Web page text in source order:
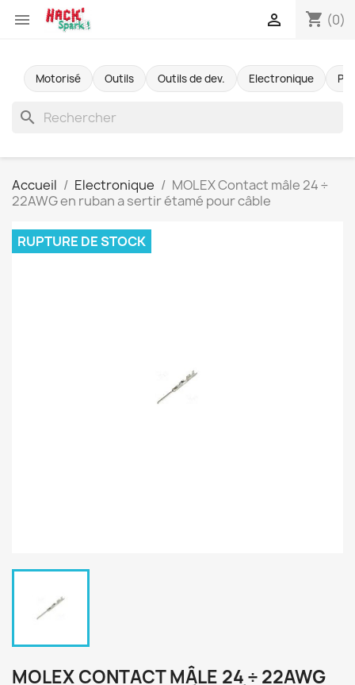
 shopping_cart (0)

Motorisé Outils Outils de dev. Electronique
search
Accueil Electronique
MOLEX Contact mâle 24 ÷
22AWG en ruban a sertir étamé pour câble
RUPTURE DE STOCK
MOLEX CONTACT MÂLE 24 ÷ 22AWG